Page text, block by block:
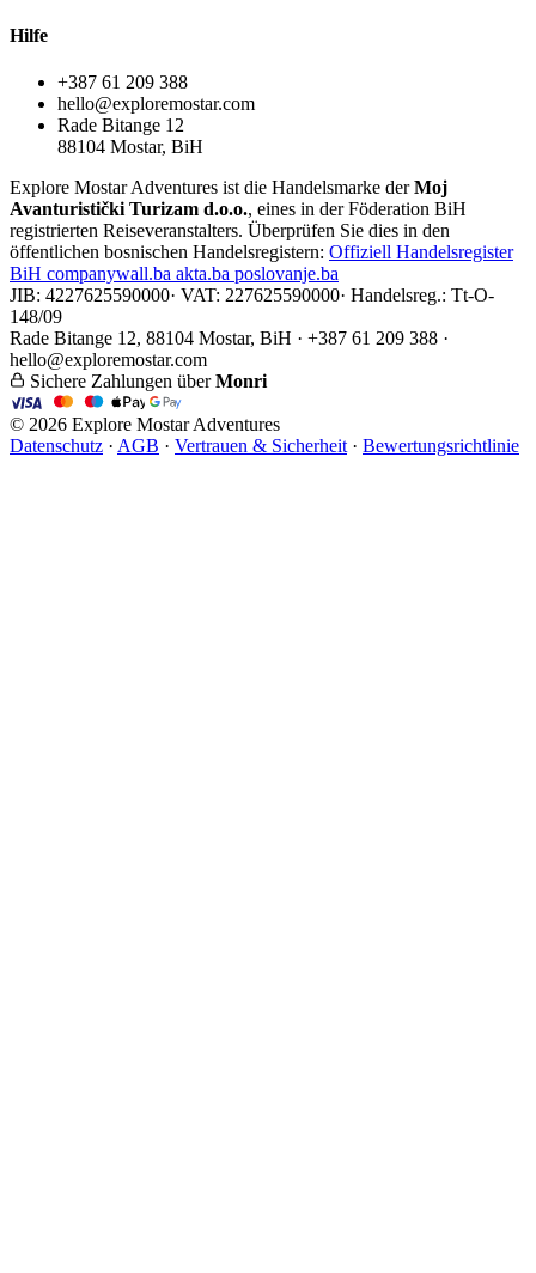
Hilfe
+387 61 209 388
hello@exploremostar.com
Rade Bitange 12
88104 Mostar, BiH
Explore Mostar Adventures ist die Handelsmarke derMoj
Avanturistički Turizam d.o.o., eines in der Föderation BiH
registrierten Reiseveranstalters. Überprüfen Sie dies in den
öffentlichen bosnischen Handelsregistern: Offiziell Handelsregister
BiH companywall.ba akta.ba poslovanje.ba
JIB: 4227625590000· VAT: 227625590000· Handelsreg.: Tt-O-
148/09
Rade Bitange 12, 88104 Mostar, BiH · +387 61 209 388 ·
hello@exploremostar.com
Sichere Zahlungen überMonri
© 2026 Explore Mostar Adventures
Datenschutz · AGB · Vertrauen & Sicherheit · Bewertungsrichtlinie